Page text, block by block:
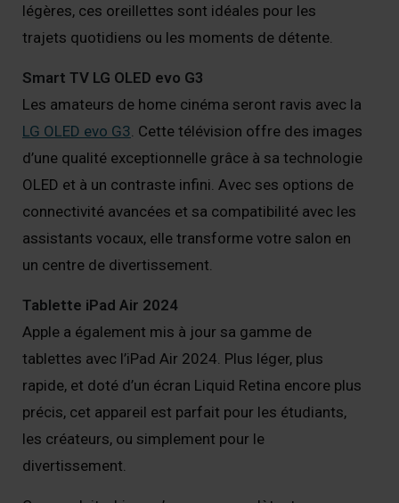
légères, ces oreillettes sont idéales pour les
trajets quotidiens ou les moments de détente.
Smart TV LG OLED evo G3
Les amateurs de home cinéma seront ravis avec la
LG OLED evo G3. Cette télévision offre des images
d’une qualité exceptionnelle grâce à sa technologie
OLED et à un contraste infini. Avec ses options de
connectivité avancées et sa compatibilité avec les
assistants vocaux, elle transforme votre salon en
un centre de divertissement.
Tablette iPad Air 2024
Apple a également mis à jour sa gamme de
tablettes avec l’iPad Air 2024. Plus léger, plus
rapide, et doté d’un écran Liquid Retina encore plus
précis, cet appareil est parfait pour les étudiants,
les créateurs, ou simplement pour le
divertissement.